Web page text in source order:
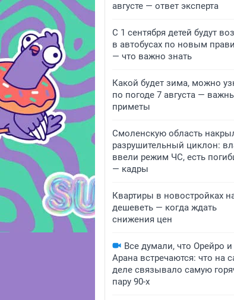
августе — ответ эксперта
С 1 сентября детей будут
в автобусах по новым
— что важно знать
Какой будет зима, можно
по погоде 7 августа —
приметы
Смоленскую область
разрушительный циклон:
ввели режим ЧС, есть
— кадры
Квартиры в новостройках
дешеветь — когда ждать
снижения цен
Все думали, что Орейро и
Арана встречаются: что на
деле связывало самую
пару 90-х